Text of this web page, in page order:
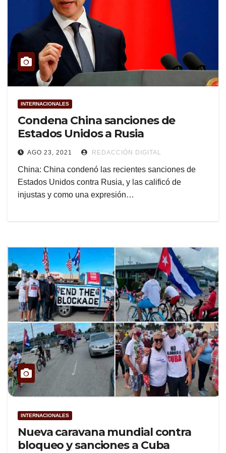
INTERNACIONALES
Condena China sanciones de
Estados Unidos a Rusia
AGO 23, 2021 REDACCIÓN DIGITAL
China: China condenó las recientes sanciones de
Estados Unidos contra Rusia, y las calificó de
injustas y como una expresión…
INTERNACIONALES
Nueva caravana mundial contra
bloqueo y sanciones a Cuba